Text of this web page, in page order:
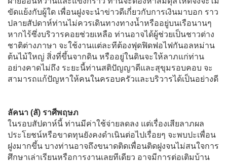
ขัดแย้งกับผู้ใด เพื่อนฝูงจะนำข่าวดีเกี่ยวกับการเงินมาบอก ราว
ปลายสัปดาห์ท่านไม่ควรเดินทางทางน้ำหรืออยู่บนเรือนานๆ
หากไร้ซึ่งบริวารคอยช่วยเหลือ ท่านอาจได้ผู้ช่วยเป็นชาวต่าง
ชาติต่างภาษา จะใช้งานแต่ละทีต้องฟุดฟิดฟอไฟกันอลหม่าน
ต้นไม้ใหญ่ สิ่งที่ขึ้นจากดิน หรืออยู่ในดินจะให้ลาภแก่ท่าน
อย่างคาดไม่ถึง ระยะนี้ท่านสติปัญญาดีและสุขุมรอบคอบ จะ
สามารถแก้ปัญหาให้คนในครอบครัวและบริวารได้เป็นอย่างดี
ลัคนา (ลั) ราศีพฤษภ
ในรอบสัปดาห์นี้ ท่านมีค่าใช้จ่ายลดลง แต่เรื่องเสียลาภผล
ประโยชน์หรือขาดทุนยังคงดำเนินต่อไปเรื่อยๆ จะพบปะเพื่อน
ฝูงมากขึ้น บางท่านอาจถึงขนาดติดเพื่อนติดฝูงจนไม่สนใจการ
ศึกษาเล่าเรียนหรือการงานเลยทีเดียว อาจมีการต่อเติมบ้าน